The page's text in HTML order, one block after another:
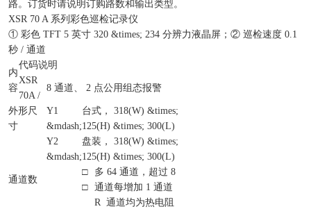
路。订货时请说明订购路数和输出类型。
XSR 70 A 系列彩色巡检记录仪
① 彩色 TFT 5 英寸 320 &times; 234 分辨力液晶屏；② 巡检速度 0.1
秒 / 通道
内
容
代码说明
XSR
70A /
8 通道、 2 点公用组态报警
外形尺
寸
Y1
&mdash;
台式， 318(W) &times;
125(H) &times; 300(L)
Y2
&mdash;
盘装， 318(W) &times;
125(H) &times; 300(L)
通道数
□
□
多 64 通道，超过 8
通道每增加 1 通道
R 通道均为热电阻